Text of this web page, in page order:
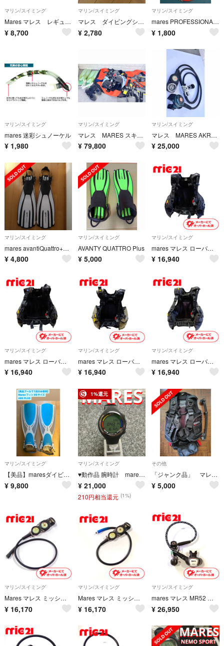
マリン/スイミング
Mares マレス レギュレーター MR-12J 1st 2st
¥ 8,700
マリン/スイミング
マレス ダイビングシュノーケル
¥ 2,780
マリン/スイミング
mares PROFESSIONAL DIVER’S CLUB ステッカー２枚
¥ 1,800
マリン/スイミング
mares 迷彩シュノーケル
¥ 1,980
マリン/スイミング
マレス MARES スキューバ ダイビング器材セット
¥ 79,800
マリン/スイミング
マレス MARES AKROS ダイビング レギュレーター
¥ 25,000
マリン/スイミング
mares avantiQuattro+ フィン
¥ 4,800
マリン/スイミング
AVANTY QUATTRO Plus
¥ 5,000
マリン/スイミング
mares マレス ローバー BCD Lサイズ ダイビング 中古 17
¥ 16,940
マリン/スイミング
mares マレス ローバー BCD Mサイズ ダイビング 中古 18
¥ 16,940
マリン/スイミング
mares マレス ローバー BCD Sサイズ ダイビング 中古 24
¥ 16,940
マリン/スイミング
mares マレス ローバー BCD XSサイズ ダイビング 中古 20
¥ 16,940
マリン/スイミング
【美品】maresダイビングフィン ABS PLUS
¥ 9,800
1%還元
マリン/スイミング
♥️動作品 腕時計 mares SMART AIR ダイブコンピュータ ダイコン
¥ 21,000
210円相当還元 (1%)
その他
「ジャンク品」 マレスBCDジャケット
¥ 5,000
マリン/スイミング
Mares マレス ミッション3 コンパス＋残圧計＋水深計 ゲージ ダイビング 中古11
¥ 16,170
マリン/スイミング
Mares マレス ミッション3 コンパス＋残圧計＋水深計 ゲージ ダイビング 中古10
¥ 16,170
マリン/スイミング
mares マレス MR52 インスティクト レギュレーター OH済み ダイビング 中古 50
¥ 26,950